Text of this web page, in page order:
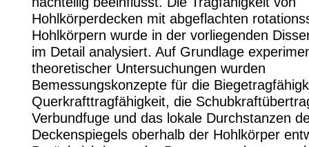
Hohlkörperdecken mit abgeflachten
Hohlkörpern wurde in der vorliegenden
im Detail analysiert. Auf Grundlage
theoretischer Untersuchungen wurden
Bemessungskonzepte für die
Querkrafttragfähigkeit, die
Verbundfuge und das lokale Durchstanzen
Deckenspiegels oberhalb der Hohlkörper